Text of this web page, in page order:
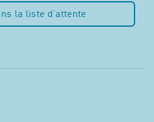
la liste d’attente